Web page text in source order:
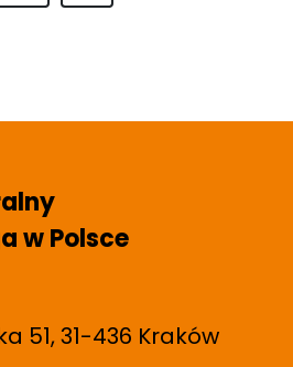
e
w Polsce
51, 31-436 Kraków